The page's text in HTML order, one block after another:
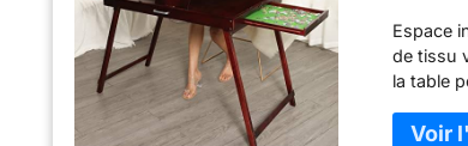
Espace
de tissu
la table